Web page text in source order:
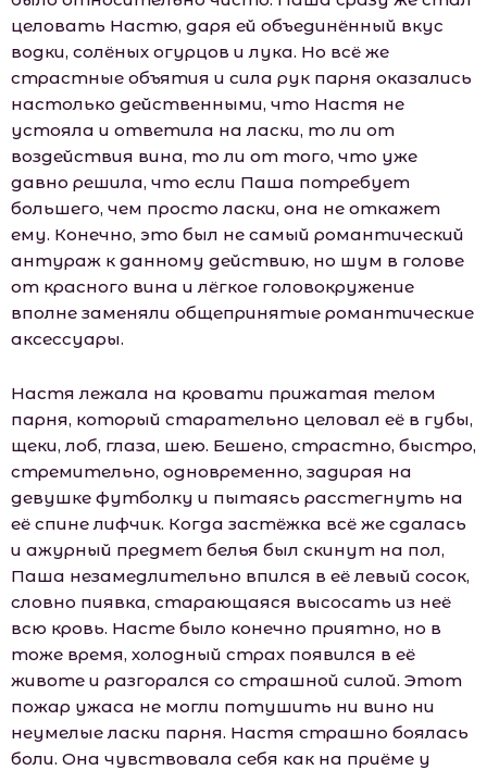
целовать Настю, даря ей объединённый вкус
водки, солёных огурцов и лука. Но всё же
страстные объятия и сила рук парня оказались
настолько действенными, что Настя не
устояла и ответила на ласки, то ли от
воздействия вина, то ли от того, что уже
давно решила, что если Паша потребует
большего, чем просто ласки, она не откажет
ему. Конечно, это был не самый романтический
антураж к данному действию, но шум в голове
от красного вина и лёгкое головокружение
вполне заменяли общепринятые романтические
аксессуары.
Настя лежала на кровати прижатая телом
парня, который старательно целовал её в губы,
щеки, лоб, глаза, шею. Бешено, страстно, быстро,
стремительно, одновременно, задирая на
девушке футболку и пытаясь расстегнуть на
её спине лифчик. Когда застёжка всё же сдалась
и ажурный предмет белья был скинут на пол,
Паша незамедлительно впился в её левый сосок,
словно пиявка, старающаяся высосать из неё
всю кровь. Насте было конечно приятно, но в
тоже время, холодный страх появился в её
животе и разгорался со страшной силой. Этот
пожар ужаса не могли потушить ни вино ни
неумелые ласки парня. Настя страшно боялась
боли. Она чувствовала себя как на приёме у